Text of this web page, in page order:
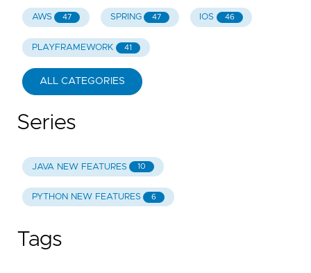
AWS 47 SPRING 47 IOS 46
PLAYFRAMEWORK 41
ALL CATEGORIES
Series
JAVA NEW FEATURES 10
PYTHON NEW FEATURES 6
Tags